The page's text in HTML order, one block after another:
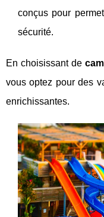
conçus pour
sécurité.
En choisissant de
vous optez pour des
enrichissantes.